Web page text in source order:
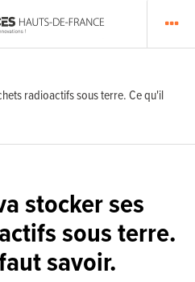
radioactifs sous terre. Ce qu'il
stocker ses
sous terre.
savoir.